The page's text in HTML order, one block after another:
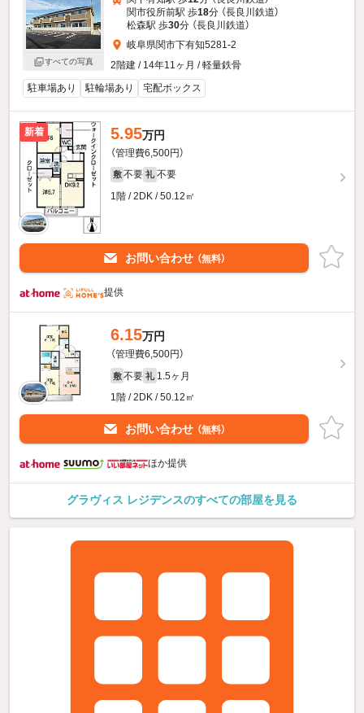
すべての写真
関市役所前駅 歩18分 （長良川鉄道）
松森駅 歩30分 （長良川鉄道）
岐阜県関市下有知5281-2
2階建 / 14年11ヶ月 / 軽量鉄骨
駐車場あり
駐輪場あり 宅配ボックス
新着 5.95万円
（管理費6,500円）
敷 不要 礼 不要
1階 / 2DK / 50.12㎡
お問い合わせ （無料）
提供
6.15万円
（管理費6,500円）
敷 不要 礼 1.5ヶ月
1階 / 2DK / 50.12㎡
お問い合わせ （無料）
ほか提供
グラヴィス レジデンスのすべての部屋を見る